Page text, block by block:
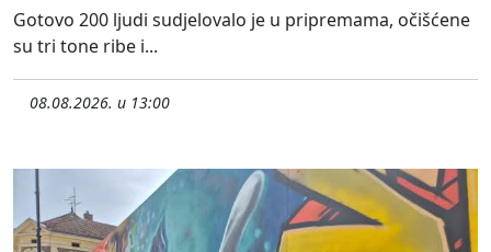
Gotovo 200 ljudi sudjelovalo je u pripremama, očišćene
su tri tone ribe i...
08.08.2026. u 13:00